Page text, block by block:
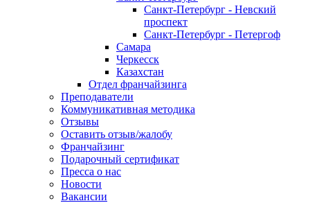
Санкт-Петербург - Невский
проспект
Санкт-Петербург - Петергоф
Самара
Черкесск
Казахстан
Отдел франчайзинга
Преподаватели
Коммуникативная методика
Отзывы
Оставить отзыв/жалобу
Франчайзинг
Подарочный сертификат
Пресса о нас
Новости
Вакансии